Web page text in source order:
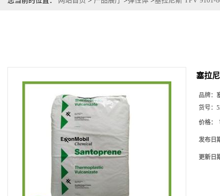
塞拉
品牌：
货号：
价格：
发布日
更新日